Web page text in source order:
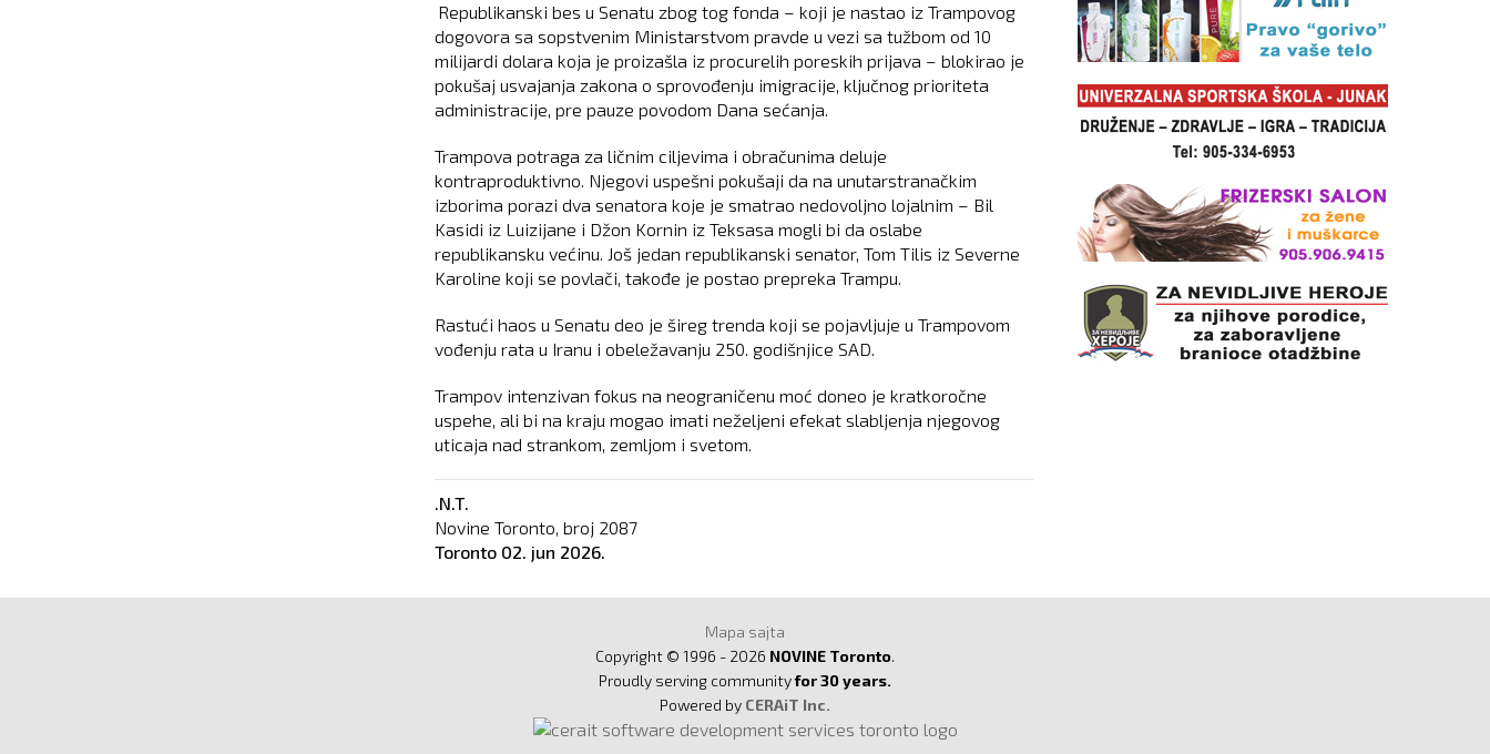
Republikanski bes u Senatu zbog tog fonda – koji je nastao iz Trampovog
dogovora sa sopstvenim Ministarstvom pravde u vezi sa tužbom od 10
milijardi dolara koja je proizašla iz procurelih poreskih prijava – blokirao je
pokušaj usvajanja zakona o sprovođenju imigracije, ključnog prioriteta
administracije, pre pauze povodom Dana sećanja.
Trampova potraga za ličnim ciljevima i obračunima deluje
kontraproduktivno. Njegovi uspešni pokušaji da na unutarstranačkim
izborima porazi dva senatora koje je smatrao nedovoljno lojalnim – Bil
Kasidi iz Luizijane i Džon Kornin iz Teksasa mogli bi da oslabe
republikansku većinu. Još jedan republikanski senator, Tom Tilis iz Severne
Karoline koji se povlači, takođe je postao prepreka Trampu.
Rastući haos u Senatu deo je šireg trenda koji se pojavljuje u Trampovom
vođenju rata u Iranu i obeležavanju 250. godišnjice SAD.
Trampov intenzivan fokus na neograničenu moć doneo je kratkoročne
uspehe, ali bi na kraju mogao imati neželjeni efekat slabljenja njegovog
uticaja nad strankom, zemljom i svetom.
.N.T.
Novine Toronto, broj 2087
Toronto 02. jun 2026.
Mapa sajta
Copyright © 1996 - 2026 NOVINE Toronto.
Proudly serving communityfor 30 years.
Powered by CERAiT Inc.